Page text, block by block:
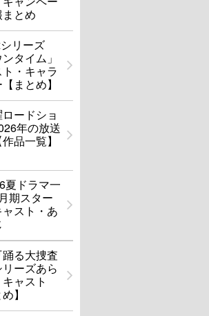
とめ
リーズ
ンタイム」
・キャラ
まとめ】
ロードショ
年の放送
品一覧】
夏ドラマ一
期スター
ャスト・あ
る大捜査
ーズあら
ャスト
】